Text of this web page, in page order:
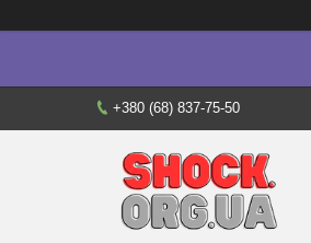
+380 (68) 837-75-50